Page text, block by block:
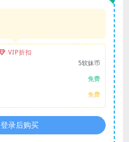
VIP折扣
5软妹币
免费
免费
登录后购买